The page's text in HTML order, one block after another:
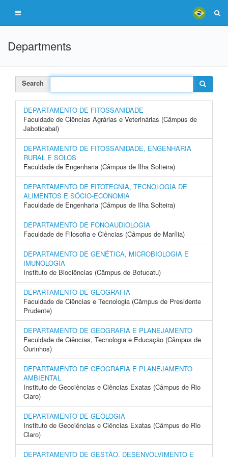
Departments
Search
DEPARTAMENTO DE FITOSSANIDADE
Faculdade de Ciências Agrárias e Veterinárias (Câmpus de
Jaboticabal)
DEPARTAMENTO DE FITOSSANIDADE, ENGENHARIA
RURAL E SOLOS
Faculdade de Engenharia (Câmpus de Ilha Solteira)
DEPARTAMENTO DE FITOTECNIA, TECNOLOGIA DE
ALIMENTOS E SÓCIO-ECONOMIA
Faculdade de Engenharia (Câmpus de Ilha Solteira)
DEPARTAMENTO DE FONOAUDIOLOGIA
Faculdade de Filosofia e Ciências (Câmpus de Marília)
DEPARTAMENTO DE GENÉTICA, MICROBIOLOGIA E
IMUNOLOGIA
Instituto de Biociências (Câmpus de Botucatu)
DEPARTAMENTO DE GEOGRAFIA
Faculdade de Ciências e Tecnologia (Câmpus de Presidente
Prudente)
DEPARTAMENTO DE GEOGRAFIA E PLANEJAMENTO
Faculdade de Ciências, Tecnologia e Educação (Câmpus de
Ourinhos)
DEPARTAMENTO DE GEOGRAFIA E PLANEJAMENTO
AMBIENTAL
Instituto de Geociências e Ciências Exatas (Câmpus de Rio
Claro)
DEPARTAMENTO DE GEOLOGIA
Instituto de Geociências e Ciências Exatas (Câmpus de Rio
Claro)
DEPARTAMENTO DE GESTÃO, DESENVOLVIMENTO E